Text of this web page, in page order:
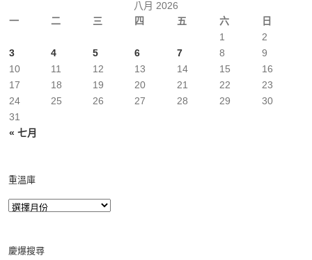
八月 2026
一
二 三 四 五 六 日
« 七月
1
2
3
4 5 6 7 8
9
10
11 12 13 14 15
16
17
18 19 20 21 22
23
24
25 26 27 28 29
30
31
重溫庫
慶爆搜尋